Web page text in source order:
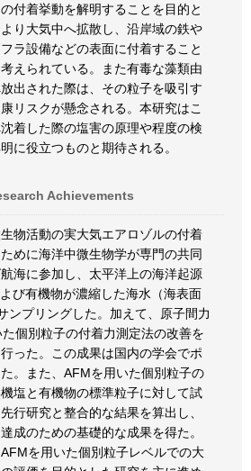
付着挙動を解明することを目的と
り大気中へ拡散し、沿岸域の鉄や
ラ設備などの表面に付着すること
えられている。また有毒な藻類由
出された際は、その粒子を吸引す
リスクが懸念される。本研究はこ
着した際の塩害の原理や程度の検
に役立つものと期待される。
Achievements
物活動の実大気エアロゾルの付着
めに海洋中微生物学が専門の共同
海に参加し、太平洋上の海洋起源
び有機物が濃縮した海水（海表面
ンプリングした。加えて、原子間力
個別粒子の付着力測定法の改善を
った。この成果は国内の学会でポ
。また、AFMを用いた個別粒子の
塩と有機物の標準粒子に対して試
行研究と整合的な結果を算出し、
成のための基礎的な成果を得た。
を用いた個別粒子レベルでの大